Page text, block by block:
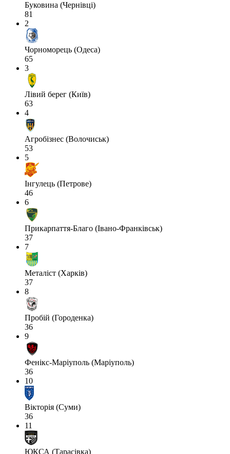
Буковина (Чернівці)
81
2
Чорноморець (Одеса)
65
3
Лівий берег (Київ)
63
4
Агробізнес (Волочиськ)
53
5
Інгулець (Петрове)
46
6
Прикарпаття-Благо (Івано-Франківськ)
37
7
Металіст (Харків)
37
8
Пробій (Городенка)
36
9
Фенікс-Маріуполь (Маріуполь)
36
10
Вікторія (Суми)
36
11
ЮКСА (Тарасівка)